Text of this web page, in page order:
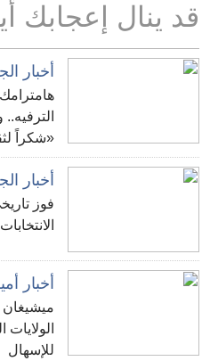
قد ينال إعجابك
أخبار
«شكراً
أخبار
فوز
أخبار
للإسهال